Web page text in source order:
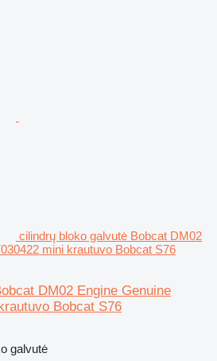
cilindrų bloko galvutė Bobcat DM02
mini krautuvo Bobcat S76
DM02 Engine Genuine
Bobcat S76
galvutė